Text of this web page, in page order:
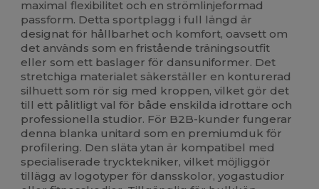
maximal flexibilitet och en strömlinjeformad
passform. Detta sportplagg i full längd är
designat för hållbarhet och komfort, oavsett om
det används som en fristående träningsoutfit
eller som ett baslager för dansuniformer. Det
stretchiga materialet säkerställer en konturerad
silhuett som rör sig med kroppen, vilket gör det
till ett pålitligt val för både enskilda idrottare och
professionella studior. För B2B-kunder fungerar
denna blanka unitard som en premiumduk för
profilering. Den släta ytan är kompatibel med
specialiserade trycktekniker, vilket möjliggör
tillägg av logotyper för dansskolor, yogastudior